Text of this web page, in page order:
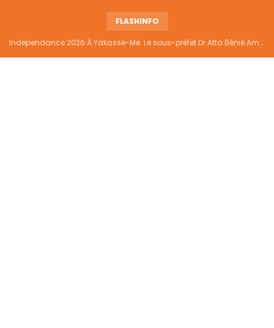
FLASHINFO
Indépendance 2026 À Yakassé-Mé: Le sous-préfet Dr Atta Bénié Amédé appelle à l’unité, à la sécurité et au développement